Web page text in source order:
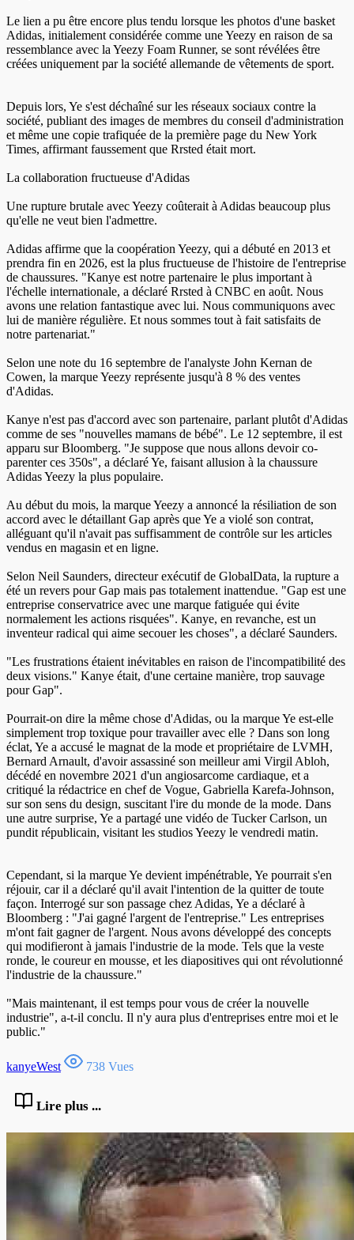
Le lien a pu être encore plus tendu lorsque les photos d'une basket
Adidas, initialement considérée comme une Yeezy en raison de sa
ressemblance avec la Yeezy Foam Runner, se sont révélées être
créées uniquement par la société allemande de vêtements de sport.
Depuis lors, Ye s'est déchaîné sur les réseaux sociaux contre la
société, publiant des images de membres du conseil d'administration
et même une copie trafiquée de la première page du New York
Times, affirmant faussement que Rrsted était mort.
La collaboration fructueuse d'Adidas
Une rupture brutale avec Yeezy coûterait à Adidas beaucoup plus
qu'elle ne veut bien l'admettre.
Adidas affirme que la coopération Yeezy, qui a débuté en 2013 et
prendra fin en 2026, est la plus fructueuse de l'histoire de l'entreprise
de chaussures. "Kanye est notre partenaire le plus important à
l'échelle internationale, a déclaré Rrsted à CNBC en août. Nous
avons une relation fantastique avec lui. Nous communiquons avec
lui de manière régulière. Et nous sommes tout à fait satisfaits de
notre partenariat."
Selon une note du 16 septembre de l'analyste John Kernan de
Cowen, la marque Yeezy représente jusqu'à 8 % des ventes
d'Adidas.
Kanye n'est pas d'accord avec son partenaire, parlant plutôt d'Adidas
comme de ses "nouvelles mamans de bébé". Le 12 septembre, il est
apparu sur Bloomberg. "Je suppose que nous allons devoir co-
parenter ces 350s", a déclaré Ye, faisant allusion à la chaussure
Adidas Yeezy la plus populaire.
Au début du mois, la marque Yeezy a annoncé la résiliation de son
accord avec le détaillant Gap après que Ye a violé son contrat,
alléguant qu'il n'avait pas suffisamment de contrôle sur les articles
vendus en magasin et en ligne.
Selon Neil Saunders, directeur exécutif de GlobalData, la rupture a
été un revers pour Gap mais pas totalement inattendue. "Gap est une
entreprise conservatrice avec une marque fatiguée qui évite
normalement les actions risquées". Kanye, en revanche, est un
inventeur radical qui aime secouer les choses", a déclaré Saunders.
"Les frustrations étaient inévitables en raison de l'incompatibilité des
deux visions." Kanye était, d'une certaine manière, trop sauvage
pour Gap".
Pourrait-on dire la même chose d'Adidas, ou la marque Ye est-elle
simplement trop toxique pour travailler avec elle ? Dans son long
éclat, Ye a accusé le magnat de la mode et propriétaire de LVMH,
Bernard Arnault, d'avoir assassiné son meilleur ami Virgil Abloh,
décédé en novembre 2021 d'un angiosarcome cardiaque, et a
critiqué la rédactrice en chef de Vogue, Gabriella Karefa-Johnson,
sur son sens du design, suscitant l'ire du monde de la mode. Dans
une autre surprise, Ye a partagé une vidéo de Tucker Carlson, un
pundit républicain, visitant les studios Yeezy le vendredi matin.
Cependant, si la marque Ye devient impénétrable, Ye pourrait s'en
réjouir, car il a déclaré qu'il avait l'intention de la quitter de toute
façon. Interrogé sur son passage chez Adidas, Ye a déclaré à
Bloomberg : "J'ai gagné l'argent de l'entreprise." Les entreprises
m'ont fait gagner de l'argent. Nous avons développé des concepts
qui modifieront à jamais l'industrie de la mode. Tels que la veste
ronde, le coureur en mousse, et les diapositives qui ont révolutionné
l'industrie de la chaussure."
"Mais maintenant, il est temps pour vous de créer la nouvelle
industrie", a-t-il conclu. Il n'y aura plus d'entreprises entre moi et le
public."
kanyeWest 738 Vues
Lire plus ...